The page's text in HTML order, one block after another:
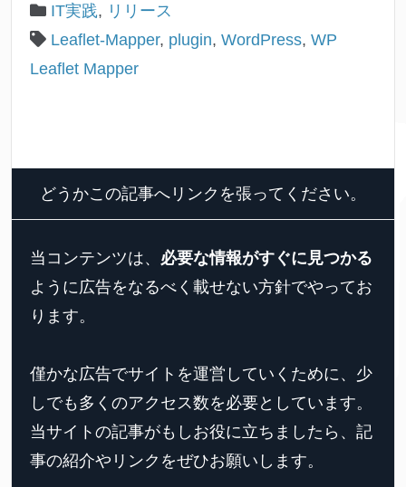
IT実践, リリース
Leaflet-Mapper, plugin, WordPress, WP
Leaflet Mapper
どうかこの記事へリンクを張ってください。
当コンテンツは、 必要な情報がすぐに見つかる
ように広告をなるべく載せない方針でやってお
ります。
僅かな広告でサイトを運営していくために、少
しでも多くのアクセス数を必要としています。
当サイトの記事がもしお役に立ちましたら、記
事の紹介やリンクをぜひお願いします。